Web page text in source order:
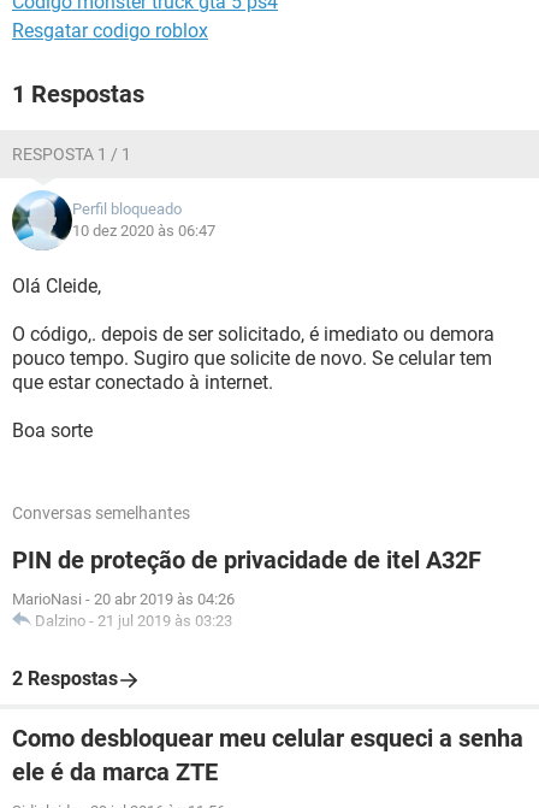
Resgatar codigo roblox
1 Respostas
RESPOSTA 1 / 1
Perfil bloqueado
10 dez 2020 às 06:47
Olá Cleide,
O código,. depois de ser solicitado, é imediato ou demora
pouco tempo. Sugiro que solicite de novo. Se celular tem
que estar conectado à internet.
Boa sorte
Conversas semelhantes
PIN de proteção de privacidade de itel A32F
MarioNasi - 20 abr 2019 às 04:26
Dalzino - 21 jul 2019 às 03:23
2 Respostas
Como desbloquear meu celular esqueci a senha
ele é da marca ZTE